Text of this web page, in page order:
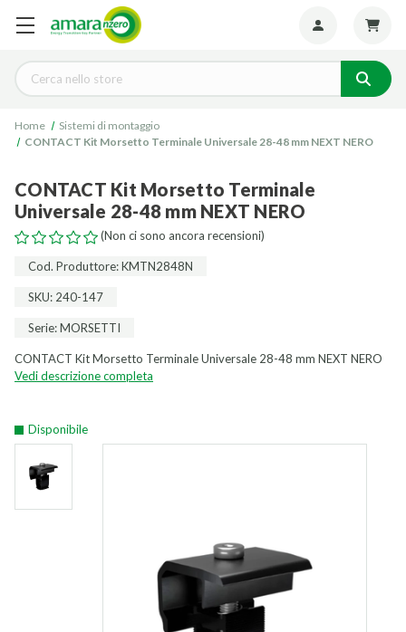
Cerca
Home
Sistemi di montaggio
CONTACT Kit Morsetto Terminale Universale 28-48 mm NEXT NERO
CONTACT Kit Morsetto Terminale
Universale 28-48 mm NEXT NERO
(Non ci sono ancora recensioni)
Cod. Produttore: KMTN2848N
SKU: 240-147
Serie: MORSETTI
CONTACT Kit Morsetto Terminale Universale 28-48 mm NEXT NERO
Vedi descrizione completa
Disponibile